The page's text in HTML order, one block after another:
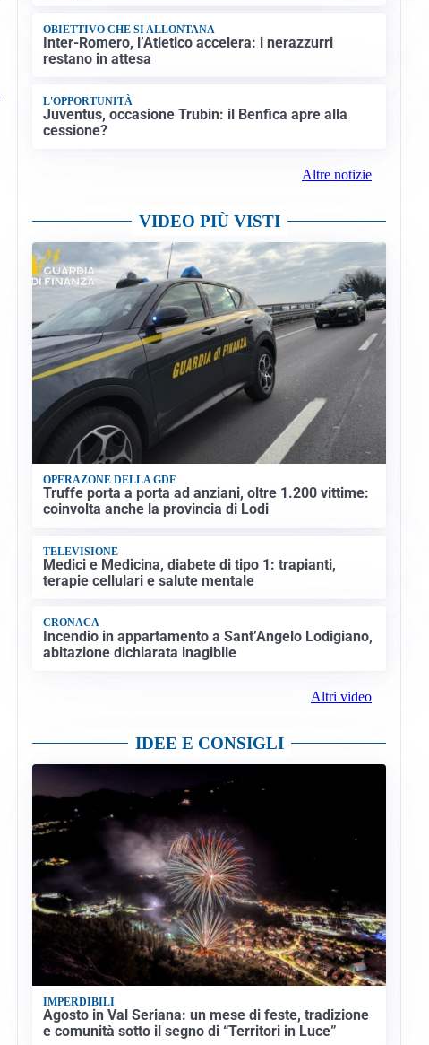
OBIETTIVO CHE SI ALLONTANA
Inter-Romero, l’Atletico accelera: i nerazzurri
restano in attesa
L'OPPORTUNITÀ
Juventus, occasione Trubin: il Benfica apre alla
cessione?
Altre notizie
VIDEO PIÙ VISTI
OPERAZONE DELLA GDF
Truffe porta a porta ad anziani, oltre 1.200 vittime:
coinvolta anche la provincia di Lodi
TELEVISIONE
Medici e Medicina, diabete di tipo 1: trapianti,
terapie cellulari e salute mentale
CRONACA
Incendio in appartamento a Sant’Angelo Lodigiano,
abitazione dichiarata inagibile
Altri video
IDEE E CONSIGLI
IMPERDIBILI
Agosto in Val Seriana: un mese di feste, tradizione
e comunità sotto il segno di “Territori in Luce”